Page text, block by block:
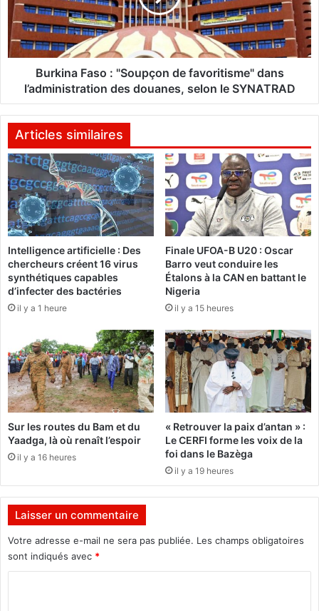
m
e
r
i
r
e
f
a
i
t
l
e
b
i
l
d
e
s
a
n
t
é
d
l
a
a
n
a
F
a
:
"
o
u
p
ç
o
n
d
e
f
a
v
o
t
i
s
m
e
"
d
a
l
a
d
Burkina Faso : "Soupçon de favoritisme" dans
l’administration des douanes, selon le SYNATRAD
Articles similaires
Intelligence artificielle : Des
chercheurs créent 16 virus
synthétiques capables
d’infecter des bactéries
il y a 1 heure
Finale UFOA-B U20 : Oscar
Barro veut conduire les
Étalons à la CAN en battant le
Nigeria
il y a 15 heures
Sur les routes du Bam et du
Yaadga, là où renaît l’espoir
il y a 16 heures
« Retrouver la paix d’antan » :
Le CERFI forme les voix de la
foi dans le Bazèga
il y a 19 heures
Laisser un commentaire
Votre adresse e-mail ne sera pas publiée. Les champs obligatoires
sont indiqués avec *